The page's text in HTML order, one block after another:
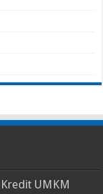
UMKM